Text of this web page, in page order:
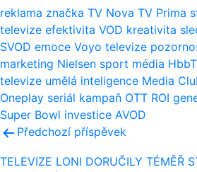
reklama značka TV Nova TV Prima
televize efektivita VOD kreativita
SVOD emoce Voyo televize
marketing Nielsen sport média
televize umělá inteligence Media
Oneplay seriál kampaň OTT ROI
Super Bowl investice AVOD
Navigace
pro
Předchozí příspěvek
TELEVIZE LONI DORUČILY TÉMĚŘ